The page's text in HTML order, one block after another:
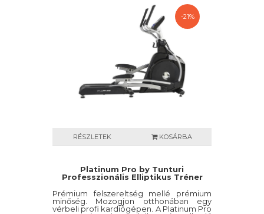
Maximális terhelhetősége 205 kg, amivel
kezdő életmódváltók és nagy túlsúllyal
rendelkezőknek is ideális választás a
CE800 Professzionális ellipszis tréner. A
megjelenése, komfortossága valamint a
minősége mind a magas minőséget
-21%
RÉSZLETEK KOSÁRBA
Platinum Pro by Tunturi
Professzionális Elliptikus Tréner
Prémium felszereltség mellé prémium
minőség. Mozogjon otthonában egy
vérbeli profi kardiógépen. A Platinum Pro